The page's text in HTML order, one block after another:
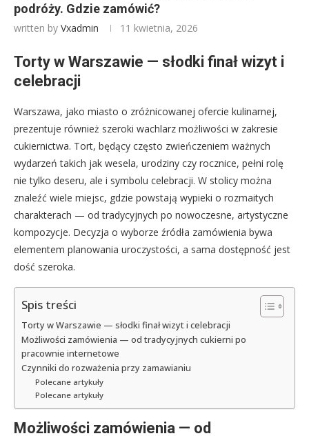
podróży. Gdzie zamówić?
written by Vxadmin 11 kwietnia, 2026
Torty w Warszawie — słodki finał wizyt i
celebracji
Warszawa, jako miasto o zróżnicowanej ofercie kulinarnej,
prezentuje również szeroki wachlarz możliwości w zakresie
cukiernictwa. Tort, będący często zwieńczeniem ważnych
wydarzeń takich jak wesela, urodziny czy rocznice, pełni rolę
nie tylko deseru, ale i symbolu celebracji. W stolicy można
znaleźć wiele miejsc, gdzie powstają wypieki o rozmaitych
charakterach — od tradycyjnych po nowoczesne, artystyczne
kompozycje. Decyzja o wyborze źródła zamówienia bywa
elementem planowania uroczystości, a sama dostępność jest
dość szeroka.
Spis treści
Torty w Warszawie — słodki finał wizyt i celebracji
Możliwości zamówienia — od tradycyjnych cukierni po
pracownie internetowe
Czynniki do rozważenia przy zamawianiu
Polecane artykuły
Polecane artykuły
Możliwości zamówienia — od